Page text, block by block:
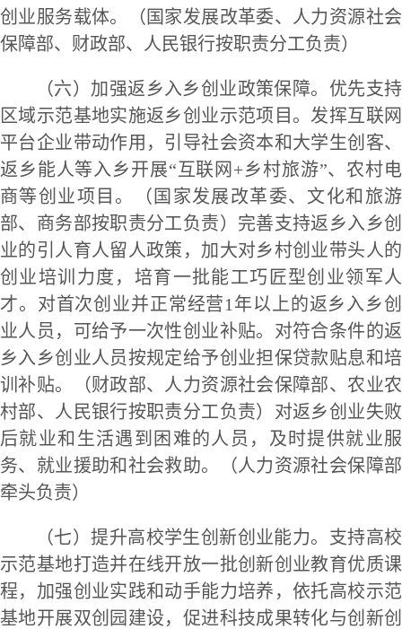
创业服务载体。（国家发展改革委、人力资源社会
保障部、财政部、人民银行按职责分工负责）
（六）加强返乡入乡创业政策保障。优先支持
区域示范基地实施返乡创业示范项目。发挥互联网
平台企业带动作用，引导社会资本和大学生创客、
返乡能人等入乡开展“互联网+乡村旅游”、农村电
商等创业项目。（国家发展改革委、文化和旅游
部、商务部按职责分工负责）完善支持返乡入乡创
业的引人育人留人政策，加大对乡村创业带头人的
创业培训力度，培育一批能工巧匠型创业领军人
才。对首次创业并正常经营1年以上的返乡入乡创
业人员，可给予一次性创业补贴。对符合条件的返
乡入乡创业人员按规定给予创业担保贷款贴息和培
训补贴。（财政部、人力资源社会保障部、农业农
村部、人民银行按职责分工负责）对返乡创业失败
后就业和生活遇到困难的人员，及时提供就业服
务、就业援助和社会救助。（人力资源社会保障部
牵头负责）
（七）提升高校学生创新创业能力。支持高校
示范基地打造并在线开放一批创新创业教育优质课
程，加强创业实践和动手能力培养，依托高校示范
基地开展双创园建设，促进科技成果转化与创新创